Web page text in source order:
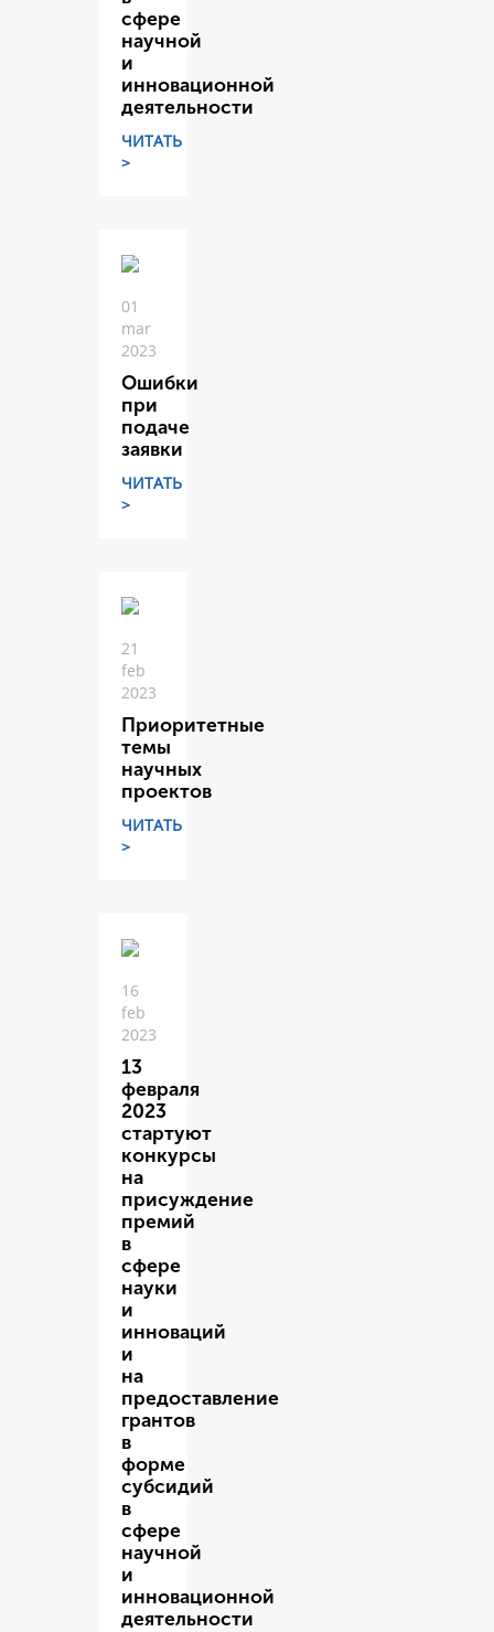
сфере
научной
и
инновационной
деятельности
ЧИТАТЬ
>
01
mar
2023
Ошибки
при
подаче
заявки
ЧИТАТЬ
>
21
feb
2023
Приоритетные
темы
научных
проектов
ЧИТАТЬ
>
16
feb
2023
13
февраля
2023
стартуют
конкурсы
на
присуждение
премий
в
сфере
науки
и
инноваций
и
на
предоставление
грантов
в
форме
субсидий
в
сфере
научной
и
инновационной
деятельности